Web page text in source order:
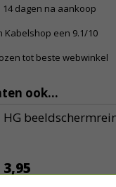
dagen na aankoop
Kabelshop een 9.1/10
tot beste webwinkel
ook...
HG
3,95